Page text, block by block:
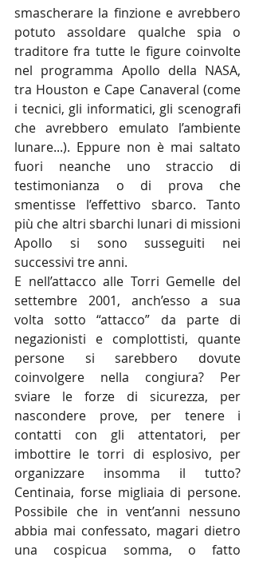
smascherare la finzione e avrebbero
potuto assoldare qualche spia o
traditore fra tutte le figure coinvolte
nel programma Apollo della NASA,
tra Houston e Cape Canaveral (come
i tecnici, gli informatici, gli scenografi
che avrebbero emulato l’ambiente
lunare...). Eppure non è mai saltato
fuori neanche uno straccio di
testimonianza o di prova che
smentisse l’effettivo sbarco. Tanto
più che altri sbarchi lunari di missioni
Apollo si sono susseguiti nei
successivi tre anni.
E nell’attacco alle Torri Gemelle del
settembre 2001, anch’esso a sua
volta sotto “attacco” da parte di
negazionisti e complottisti, quante
persone si sarebbero dovute
coinvolgere nella congiura? Per
sviare le forze di sicurezza, per
nascondere prove, per tenere i
contatti con gli attentatori, per
imbottire le torri di esplosivo, per
organizzare insomma il tutto?
Centinaia, forse migliaia di persone.
Possibile che in vent’anni nessuno
abbia mai confessato, magari dietro
una cospicua somma, o fatto